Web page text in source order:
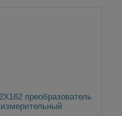
преобразователь